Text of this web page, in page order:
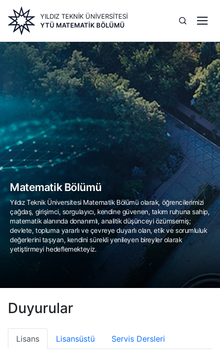
içeriğe
atla
YILDIZ TEKNİK ÜNİVERSİTESİ
YTÜ MATEMATIK BÖLÜMÜ
Image
Matematik Bölümü
Yıldız Teknik Üniversitesi Matematik Bölümü olarak, öğrencilerimizi
çağdaş, girişimci, sorgulayıcı, kendine güvenen, takım ruhuna sahip,
matematik alanında donanımlı, analitik düşünceyi özümsemiş;
devlete, topluma yararlı ve çevreye duyarlı olan, etik ve sorumluluk
değerlerini taşıyan, kendini sürekli yenileyen bireyler olarak
yetiştirmeyi hedeflemekteyiz.
Duyurular
Lisans Lisansüstü Servis Dersleri